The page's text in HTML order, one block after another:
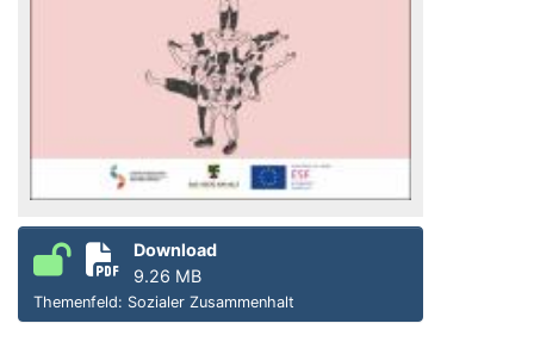
Download
9.26 MB
Themenfeld: Sozialer Zusammenhalt